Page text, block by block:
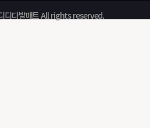
다발매트 All rights reserved.